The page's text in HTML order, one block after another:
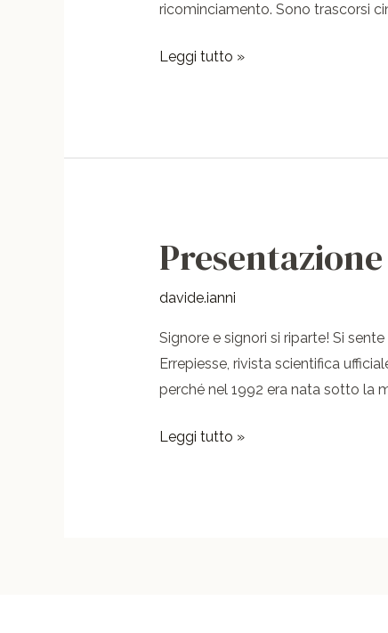
ricominciamento. Sono trascorsi
Leggi tutto »
Presentazione
davide.ianni
Signore e signori si riparte! Si
Errepiesse, rivista scientifica
perché nel 1992 era nata sotto la
Presentazione
Leggi tutto »